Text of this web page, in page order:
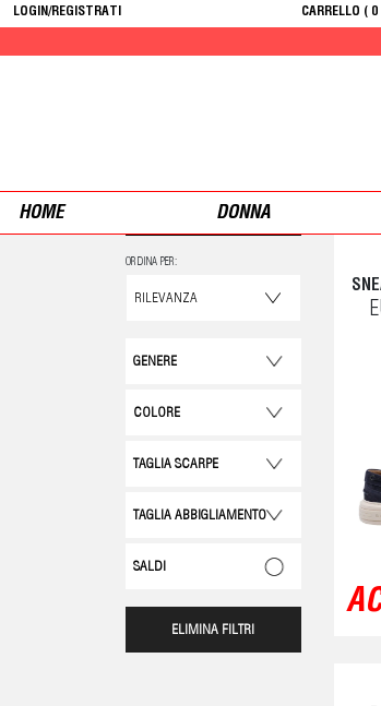
LOGIN/REGISTRATI CARRELLO (0
HOME DONNA
ORDINA PER:
GENERE
COLORE
TAGLIA SCARPE
TAGLIA ABBIGLIAMENTO
SALDI
ELIMINA FILTRI